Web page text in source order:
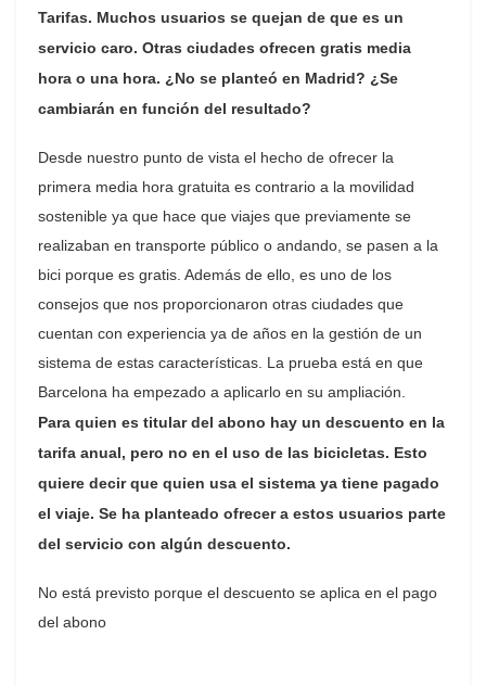
Tarifas. Muchos usuarios se quejan de que es un
servicio caro. Otras ciudades ofrecen gratis media
hora o una hora. ¿No se planteó en Madrid? ¿Se
cambiarán en función del resultado?
Desde nuestro punto de vista el hecho de ofrecer la
primera media hora gratuita es contrario a la movilidad
sostenible ya que hace que viajes que previamente se
realizaban en transporte público o andando, se pasen a la
bici porque es gratis. Además de ello, es uno de los
consejos que nos proporcionaron otras ciudades que
cuentan con experiencia ya de años en la gestión de un
sistema de estas características. La prueba está en que
Barcelona ha empezado a aplicarlo en su ampliación.
Para quien es titular del abono hay un descuento en la
tarifa anual, pero no en el uso de las bicicletas. Esto
quiere decir que quien usa el sistema ya tiene pagado
el viaje. Se ha planteado ofrecer a estos usuarios parte
del servicio con algún descuento.
No está previsto porque el descuento se aplica en el pago
del abono